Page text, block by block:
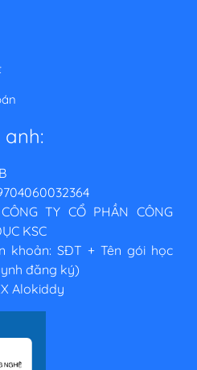
TY CỔ PHẦN CÔNG
KSC
khoản: SĐT + Tên gói học
đăng ký)
Alokiddy